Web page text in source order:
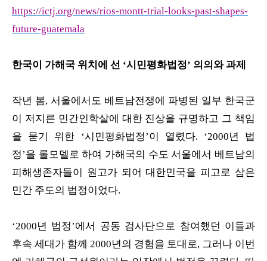
https://ictj.org/news/rios-montt-trial-looks-past-shapes-
future-guatemala
한국이 가해국 위치에 선 ‘시민평화법정’ 의의와 과제
작년 봄, 서울에서도 베트남전쟁에 파병된 일부 한국군
이 저지른 민간인학살에 대한 진상을 규명하고 그 책임
을 묻기 위한 ‘시민평화법정’이 열렸다. ‘2000년 법
정’을 롤모델로 하여 가해국의 수도 서울에서 베트남의
피해생존자들이 원고가 되어 대한민국을 피고로 삼은
민간 주도의 법정이었다.
‘2000년 법정’에서 공동 검사단으로 참여했던 이들과
후속 세대가 함께 2000년의 경험을 토대로, 그러나 이번